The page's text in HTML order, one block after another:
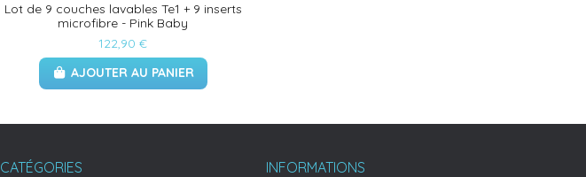
Lot de 9 couches lavables Te1 + 9 inserts
microfibre - Pink Baby
122,90 €
AJOUTER AU PANIER
CATÉGORIES INFORMATIONS